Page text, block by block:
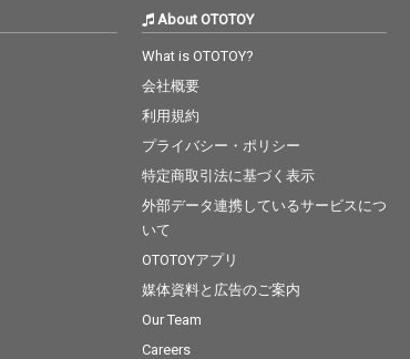
About OTOTOY
What is OTOTOY?
会社概要
利用規約
プライバシー・ポリシー
特定商取引法に基づく表示
外部データ連携しているサービスにつ
いて
OTOTOYアプリ
媒体資料と広告のご案内
Our Team
Careers